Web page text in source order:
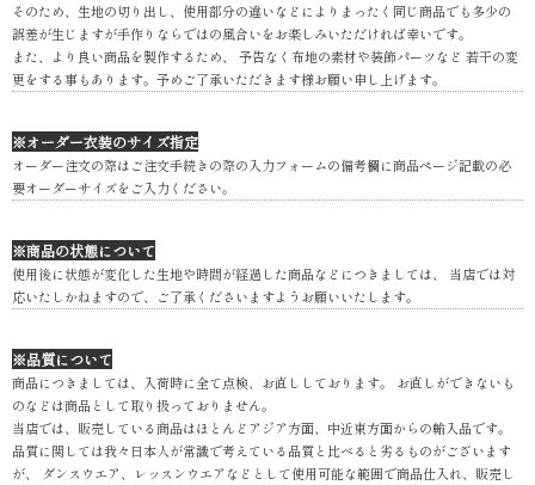
そのため、生地の切り出し、使用部分の違いなどによりまったく同じ商品でも多少の
誤差が生じますが手作りならではの風合いをお楽しみいただければ幸いです。
また、より良い商品を製作するため、 予告なく布地の素材や装飾パーツなど 若干の変
更をする事もあります。予めご了承いただきます様お願い申し上げます。
※オーダー衣装のサイズ指定
オーダー注文の際はご注文手続きの際の入力フォームの備考欄に商品ページ記載の必
要オーダーサイズをご入力ください。
※商品の状態について
使用後に状態が変化した生地や時間が経過した商品などにつきましては、 当店では対
応いたしかねますので、ご了承くださいますようお願いいたします。
※品質について
商品につきましては、入荷時に全て点検、お直ししております。 お直しができないも
のなどは商品として取り扱っておりません。
当店では、販売している商品はほとんどアジア方面、中近東方面からの輸入品です。
品質に関しては我々日本人が常識で考えている品質と比べると劣るものがございます
が、 ダンスウエア、レッスンウエアなどとして使用可能な範囲で商品仕入れ、販売し